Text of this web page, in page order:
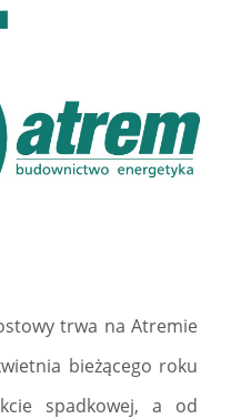
trwa na Atremie
bieżącego roku
spadkowej, a od